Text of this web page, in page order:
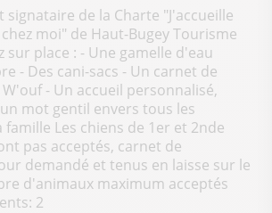
signataire de la Charte "J'accueille
moi" de Haut-Bugey Tourisme
sur place : - Une gamelle d'eau
- Des cani-sacs - Un carnet de
- Un accueil personnalisé,
mot gentil envers tous les
Les chiens de 1er et 2nde
pas acceptés, carnet de
demandé et tenus en laisse sur le
d'animaux maximum acceptés
2